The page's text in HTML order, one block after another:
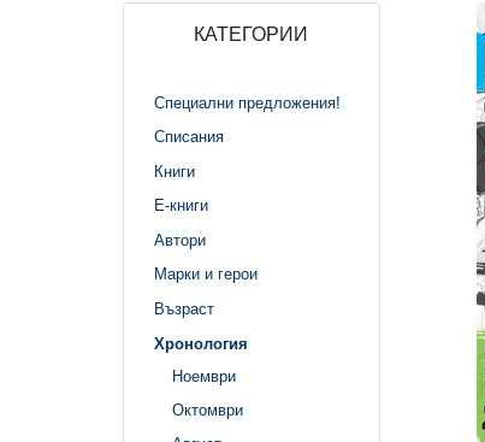
КАТЕГОРИИ
Специални предложения!
Списания
Книги
Е-книги
Автори
Марки и герои
Възраст
Хронология
Ноември
Октомври